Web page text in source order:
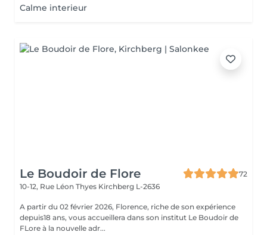
Calme interieur
Le Boudoir de Flore
72
10-12, Rue Léon Thyes Kirchberg L-2636
A partir du 02 février 2026, Florence, riche de son expérience
depuis18 ans, vous accueillera dans son institut Le Boudoir de
FLore à la nouvelle adr...